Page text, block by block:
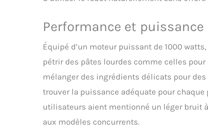
Performance et puissance
Équipé d’un moteur puissant de 1000
pétrir des pâtes lourdes comme celles
mélanger des ingrédients délicats pour
trouver la puissance adéquate pour
utilisateurs aient mentionné un léger bruit
aux modèles concurrents.